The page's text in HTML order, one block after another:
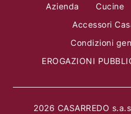
Azienda Cucine
Accessori
Condizioni
EROGAZIONI
2026 CASARREDO